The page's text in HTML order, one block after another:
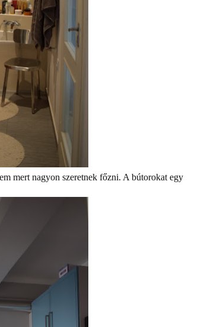
mert nagyon szeretnek főzni. A bútorokat egy